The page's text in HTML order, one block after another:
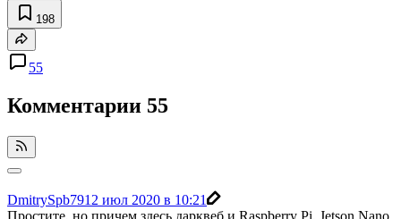
198
55
Комментарии 55
DmitrySpb7912 июл 2020 в 10:21
Простите, но причем здесь дарквеб и Raspberry Pi, Jetson Nano